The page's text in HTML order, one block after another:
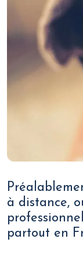
à distance,
partout en